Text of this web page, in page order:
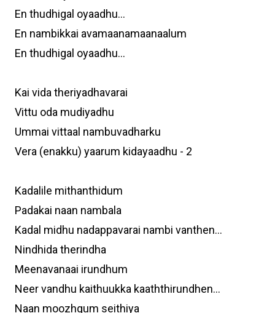
En thudhigal oyaadhu...
En nambikkai avamaanamaanaalum
En thudhigal oyaadhu...
Kai vida theriyadhavarai
Vittu oda mudiyadhu
Ummai vittaal nambuvadharku
Vera (enakku) yaarum kidayaadhu - 2
Kadalile mithanthidum
Padakai naan nambala
Kadal midhu nadappavarai nambi vanthen...
Nindhida therindha
Meenavanaai irundhum
Neer vandhu kaithuukka kaaththirundhen...
Naan moozhgum seithiya